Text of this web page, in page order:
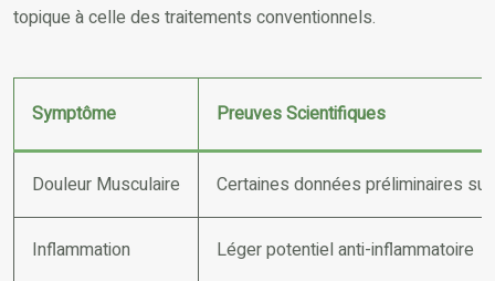
topique à celle des traitements conventionnels.
Symptôme Preuves Scientifiques
Douleur Musculaire Certaines données préliminaires
Inflammation Léger potentiel anti-inflammatoire